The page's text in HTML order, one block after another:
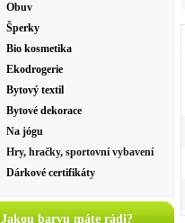
Obuv
Šperky
Bio kosmetika
Ekodrogerie
Bytový textil
Bytové dekorace
Na jógu
Hry, hračky, sportovní vybavení
Dárkové certifikáty
Jakou barvu máte rádi?